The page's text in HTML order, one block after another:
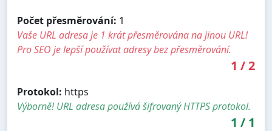
Počet přesměrování: 1
Vaše URL adresa je 1 krát přesměrována na jinou URL!
Pro SEO je lepší používat adresy bez přesměrování.
1 /2
Protokol: https
Výborně! URL adresa používá šifrovaný HTTPS protokol.
1 / 1